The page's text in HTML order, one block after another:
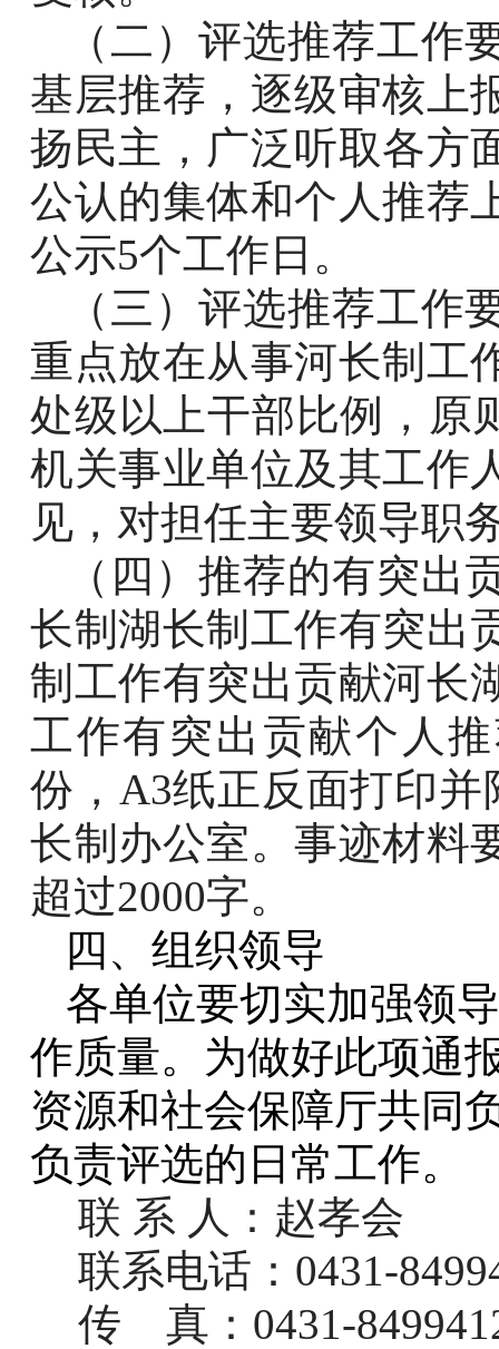
（二）评选推荐工
基层推荐，逐级审核上
扬民主，广泛听取各方
公认的集体和个人推荐
公示5个工作日。
（三）评选推荐工
重点放在从事河长制工
处级以上干部比例，原
机关事业单位及其工作
见，对担任主要领导职
（四）推荐的有突
长制湖长制工作有突出
制工作有突出贡献河长
工作有突出贡献个人
份， A3纸正反面打印并
长制办公室。事迹材料
超过2000字。
四、组织领导
各单位要切实加强领
作质量。为做好此项通
资源和社会保障厅共同
负责评选的日常工作。
联 系 人：赵孝会
联系电话： 0431-
传
真： 0431-